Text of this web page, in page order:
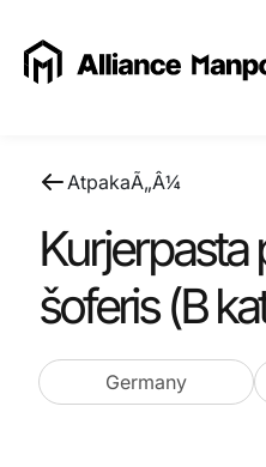
AtpakaÃ„Â¼
Kurjerpasta
šoferis (B
Germany